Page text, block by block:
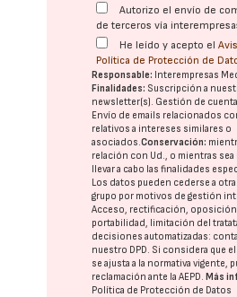
Autorizo el envío de
de terceros vía
He leído y acepto el
Política de Protección de
Responsable: Interempresas
Finalidades: Suscripción a
newsletter(s). Gestión de cuenta
Envío de emails relacionados
relativos a intereses similares o
asociados.Conservación:
relación con Ud., o mientras sea
llevar a cabo las finalidades
Los datos pueden cederse a
grupo por motivos de gestión
Acceso, rectificación,
portabilidad, limitación del
decisiones automatizadas:
nuestro DPD . Si considera que
se ajusta a la normativa vigente,
reclamación ante laAEPD .Más
Política de Protección de Datos